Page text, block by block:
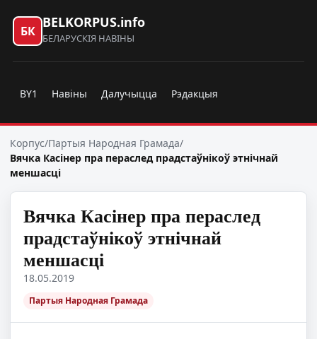
БК
BELKORPUS.info
БЕЛАРУСКІЯ НАВІНЫ
BY1 Навіны Далучыцца Рэдакцыя
Корпус/Партыя Народная Грамада/
Вячка Касінер пра пераслед прадстаўнікоў этнічнай
меншасці
Вячка Касінер пра пераслед
прадстаўнікоў этнічнай
меншасці
18.05.2019
Партыя Народная Грамада